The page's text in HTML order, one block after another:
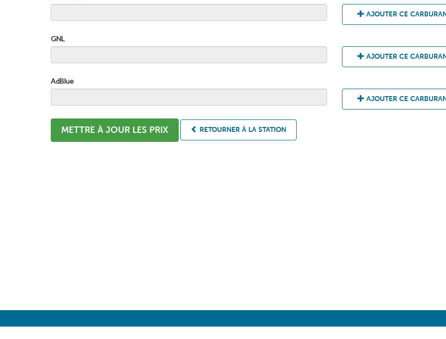
AJOUTER CE
GNL
AJOUTER CE
AdBlue
AJOUTER CE
METTRE À JOUR LES PRIX RETOURNER À LA STATION